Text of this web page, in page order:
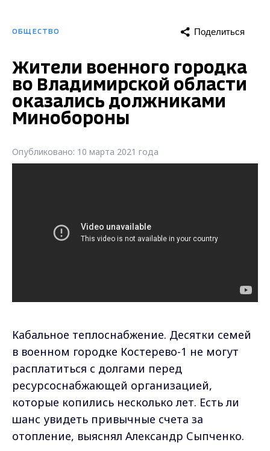
ОБЩЕСТВО Поделиться
Жители военного городка
во Владимирской области
оказались должниками
Минобороны
Опубликовано: 10 марта 2021 года
Кабальное теплоснабжение. Десятки семей
в военном городке Костерево-1 не могут
расплатиться с долгами перед
ресурсоснабжающей организацией,
которые копились несколько лет. Есть ли
шанс увидеть привычные счета за
отопление, выяснял Александр Сыпченко.